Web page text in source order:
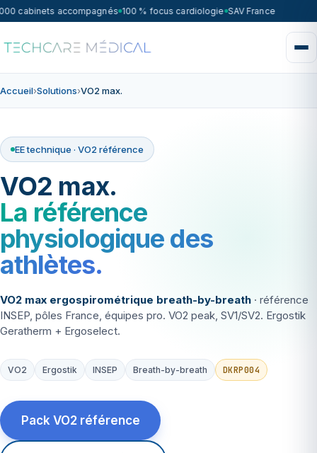
cabinets accompagnés 100 % focus cardiologie SAV France 7j/7 —
Accueil›Solutions›VO2 max.
EE technique · VO2 référence
VO2 max.
La référence
physiologique des
athlètes.
VO2 max ergospirométrique breath-by-breath · référence
INSEP, pôles France, équipes pro. VO2 peak, SV1/SV2. Ergostik
Geratherm + Ergoselect.
VO2 Ergostik INSEP Breath-by-breath DKRP004
Pack VO2 référence